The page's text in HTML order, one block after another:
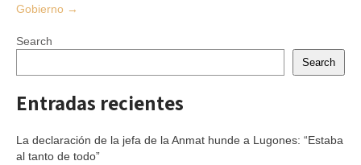
Gobierno →
Search
Search
Entradas recientes
La declaración de la jefa de la Anmat hunde a Lugones: “Estaba
al tanto de todo”